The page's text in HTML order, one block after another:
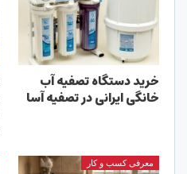
خرید دستگاه تصفیه آب
خانگی ایرانی در تصفیه آسا
معرفی کسب و کار